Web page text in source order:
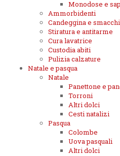
Monodose e
Ammorbidenti
Candeggina e
Stiratura e antitarme
Cura lavatrice
Custodia abiti
Pulizia calzature
Natale e pasqua
Natale
Panettone e
Torroni
Altri dolci
Cesti natalizi
Pasqua
Colombe
Uova pasquali
Altri dolci